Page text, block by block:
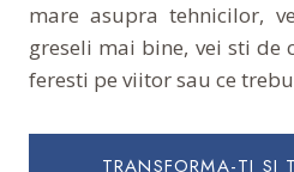
mare asupra tehnicilor,
greseli mai bine, vei sti de
feresti pe viitor sau ce
TRANSFORMA-TI SI